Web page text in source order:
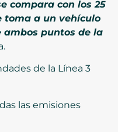
compara con los 25
toma a un vehículo
puntos de la
de la Línea 3
las emisiones